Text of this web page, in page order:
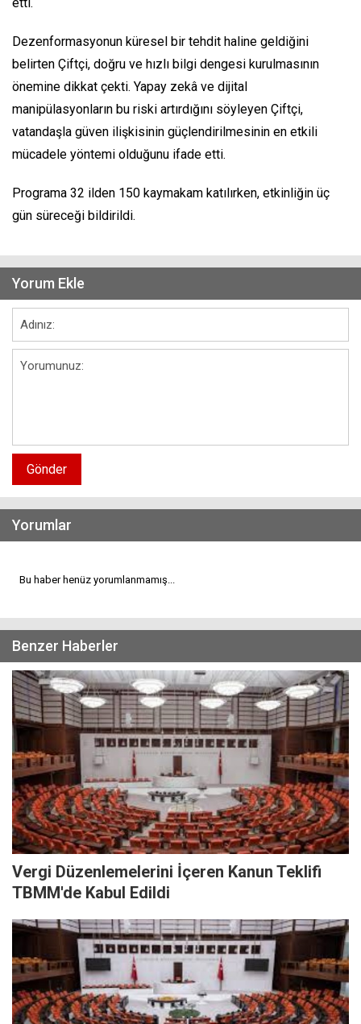
etti.
Dezenformasyonun küresel bir tehdit haline geldiğini
belirten Çiftçi, doğru ve hızlı bilgi dengesi kurulmasının
önemine dikkat çekti. Yapay zekâ ve dijital
manipülasyonların bu riski artırdığını söyleyen Çiftçi,
vatandaşla güven ilişkisinin güçlendirilmesinin en etkili
mücadele yöntemi olduğunu ifade etti.
Programa 32 ilden 150 kaymakam katılırken, etkinliğin üç
gün süreceği bildirildi.
Yorum Ekle
Gönder
Yorumlar
Bu haber henüz yorumlanmamış...
Benzer Haberler
Vergi Düzenlemelerini İçeren Kanun Teklifi
TBMM'de Kabul Edildi